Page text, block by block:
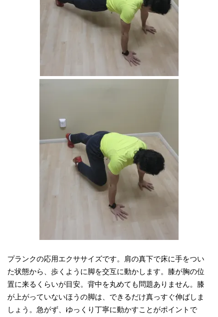
プランクの応用エクササイズです。肩の真下で床に手をつい
た状態から、歩くように脚を交互に動かします。膝が胸の位
置に来るくらいが目安。背中を丸めても問題ありません。膝
が上がっていないほうの脚は、できるだけ真っすぐ伸ばしま
しょう。急がず、ゆっくり丁寧に動かすことがポイントで